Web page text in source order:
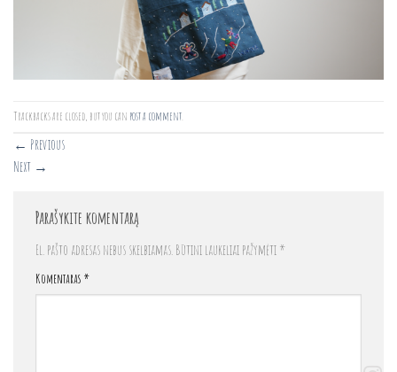
Trackbacks are closed, but you can post a comment
← Previous
Next →
Parašykite komentarą
El. pašto adresas nebus skelbiamas. Būtini laukeliai pažymėti *
Komentaras *